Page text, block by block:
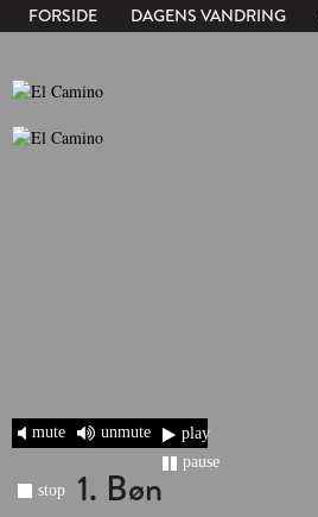
FORSIDE DAGENS VANDRING
mute unmute
play
pause
stop
1. Bøn